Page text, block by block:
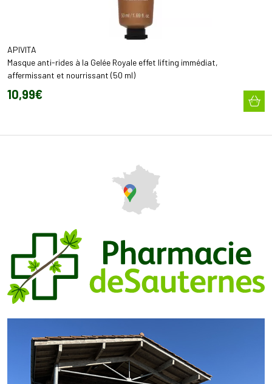
APIVITA
Masque anti-rides à la Gelée Royale effet lifting immédiat,
affermissant et nourrissant (50 ml)
10,99€